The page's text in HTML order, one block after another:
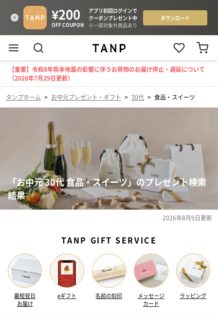
【重要】令和8年熊本地震の影響に伴うお荷物のお届け停止・遅延について
（2026年7月29日更新）
タンプホーム > お中元プレゼント・ギフト > 30代 > 食品・スイーツ
「お中元 30代 食品・スイーツ」のプレゼント検索
結果
2026年8月9日更新
TANP GIFT SERVICE
最短翌日
お届け
eギフト 名前の刻印
メッセージ
カード
ラッピング